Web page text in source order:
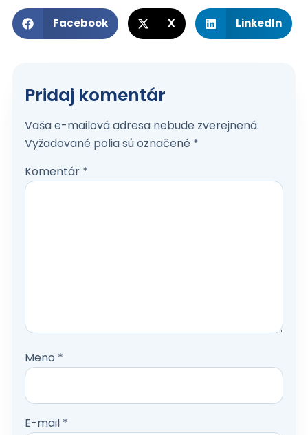
Pridaj komentár
Vaša e-mailová adresa nebude zverejnená.
Vyžadované polia sú označené *
Komentár *
Meno *
E-mail *
Facebook X LinkedIn